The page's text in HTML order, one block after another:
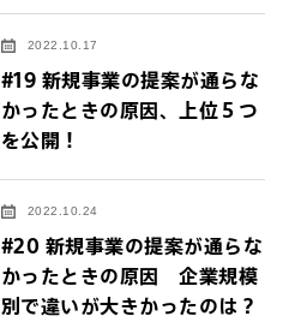
2022.10.17
#19 新規事業の提案が通らな
かったときの原因、上位５つ
を公開！
2022.10.24
#20 新規事業の提案が通らな
かったときの原因 企業規模
別で違いが大きかったのは？